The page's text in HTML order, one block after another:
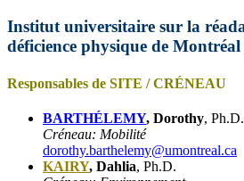
Institut universitaire sur la
déficience physique de
Responsables de SITE / CRÉNEAU
BARTHÉLEMY, Dorothy, Ph.D.
Créneau: Mobilité
dorothy.barthelemy@umontreal.ca
KAIRY, Dahlia, Ph.D.